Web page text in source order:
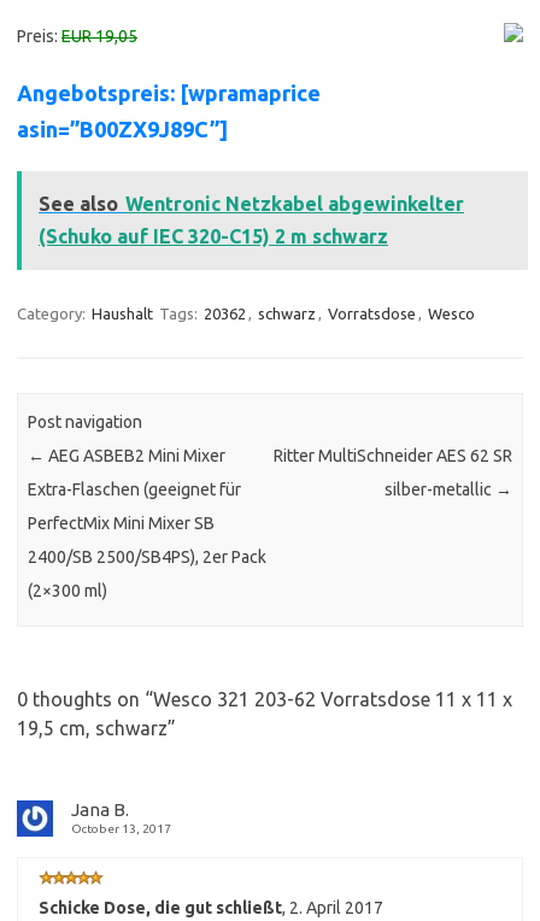
Preis: EUR 19,05
Angebotspreis: [wpramaprice
asin=”B00ZX9J89C”]
See also Wentronic Netzkabel abgewinkelter
(Schuko auf IEC 320-C15) 2 m schwarz
Category: Haushalt Tags: 20362 , schwarz , Vorratsdose , Wesco
Post navigation
← AEG ASBEB2 Mini Mixer
Extra-Flaschen (geeignet für
PerfectMix Mini Mixer SB
2400/SB 2500/SB4PS), 2er Pack
(2×300 ml)
Ritter MultiSchneider AES 62 SR
silber-metallic →
0 thoughts on “Wesco 321 203-62 Vorratsdose 11 x 11 x
19,5 cm, schwarz”
Jana B.
October 13, 2017
Schicke Dose, die gut schließt, 2. April 2017